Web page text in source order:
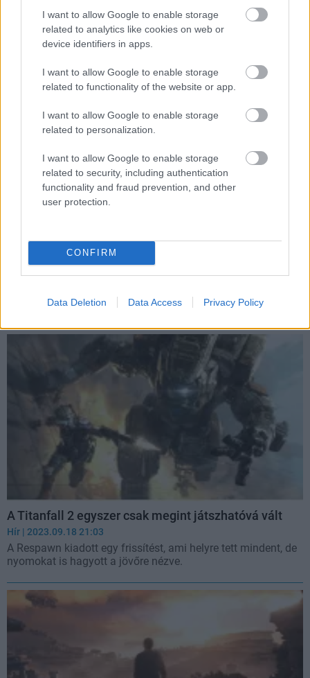
I want to allow Google to enable storage
related to analytics like cookies on web or
device identifiers in apps.
I want to allow Google to enable storage
related to functionality of the website or app.
I want to allow Google to enable storage
related to personalization.
I want to allow Google to enable storage
related to security, including authentication
functionality and fraud prevention, and other
user protection.
CONFIRM
Data Deletion Data Access Privacy Policy
Ha minden igaz, a Star Wars Jedi: Fallen Order és a Star
Wars Jedi: Survivor mögött álló stúdió egy The Mandalorian
ihletésű FPS-en dolgozik az Electronic Arts megbízásából.
Hivatalos: készül a harmadik Star Wars Jedi epizód,
ezt maga a Cal Kestist alakító Cameron Monaghan
jelentette be
Már biztos, hogy trilógiává bővül a Star Wars Jedi széria.
A Titanfall 2 egyszer csak megint játszhatóvá vált
Hír | 2023.09.18 21:03
A Respawn kiadott egy frissítést, ami helyre tett mindent, de
nyomokat is hagyott a jövőre nézve.